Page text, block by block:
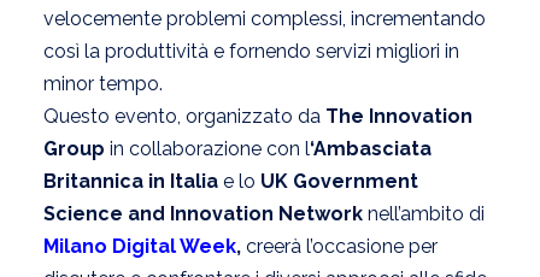
velocemente problemi complessi, incrementando
così la produttività e fornendo servizi migliori in
minor tempo.
Questo evento, organizzato da The Innovation
Group in collaborazione con l‘Ambasciata
Britannica in Italia e lo UK Government
Science and Innovation Network nell’ambito di
Milano Digital Week, creerà l’occasione per